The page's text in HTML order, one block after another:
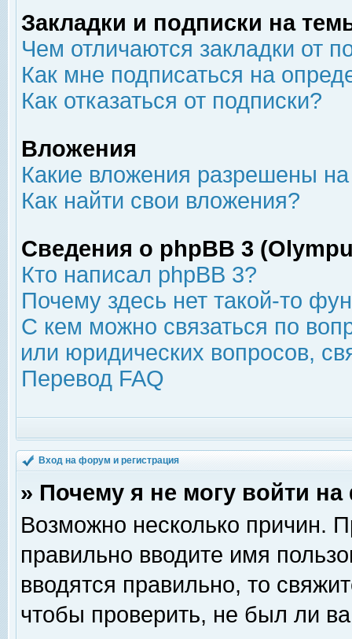
Закладки и подписки на
Чем отличаются закладки от
Как мне подписаться на
Как отказаться от подписки?
Вложения
Какие вложения разрешены
Как найти свои вложения?
Сведения о phpBB 3
Кто написал phpBB 3?
Почему здесь нет такой-то
С кем можно связаться по
или юридических вопросов,
Перевод FAQ
Вход на форум и регистрация
» Почему я не могу войти
Возможно несколько причин.
правильно вводите имя
вводятся правильно, то
чтобы проверить, не был ли